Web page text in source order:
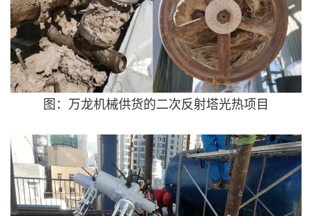
图：万龙机械供货的二次反射塔光热项目